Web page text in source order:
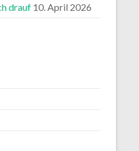
drauf 10. April 2026